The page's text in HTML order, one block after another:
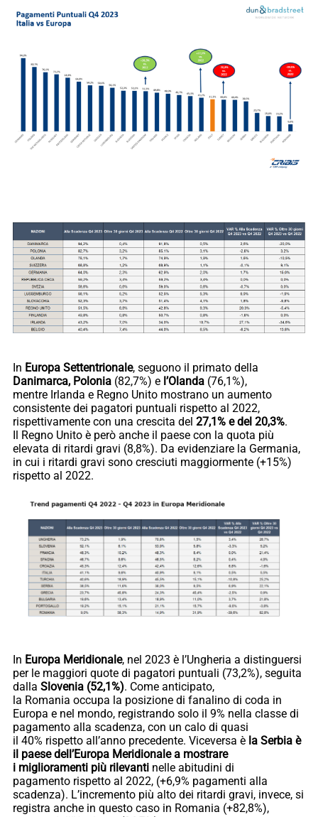
In Europa Settentrionale, seguono il primato della
Danimarca, Polonia (82,7%) e l’Olanda (76,1%),
mentre Irlanda e Regno Unito mostrano un aumento
consistente dei pagatori puntuali rispetto al 2022,
rispettivamente con una crescita del 27,1% e del 20,3%.
Il Regno Unito è però anche il paese con la quota più
elevata di ritardi gravi (8,8%). Da evidenziare la Germania,
in cui i ritardi gravi sono cresciuti maggiormente (+15%)
rispetto al 2022.
In Europa Meridionale, nel 2023 è l’Ungheria a distinguersi
per le maggiori quote di pagatori puntuali (73,2%), seguita
dalla Slovenia (52,1%). Come anticipato,
la Romania occupa la posizione di fanalino di coda in
Europa e nel mondo, registrando solo il 9% nella classe di
pagamento alla scadenza, con un calo di quasi
il 40% rispetto all’anno precedente. Viceversa è la Serbia è
il paese dell’Europa Meridionale a mostrare
i miglioramenti più rilevanti nelle abitudini di
pagamento rispetto al 2022, (+6,9% pagamenti alla
scadenza). L’incremento più alto dei ritardi gravi, invece, si
registra anche in questo caso in Romania (+82,8%),